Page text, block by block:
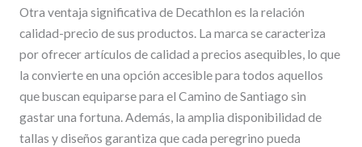
Otra ventaja significativa de Decathlon es la relación
calidad-precio de sus productos. La marca se caracteriza
por ofrecer artículos de calidad a precios asequibles, lo que
la convierte en una opción accesible para todos aquellos
que buscan equiparse para el Camino de Santiago sin
gastar una fortuna. Además, la amplia disponibilidad de
tallas y diseños garantiza que cada peregrino pueda